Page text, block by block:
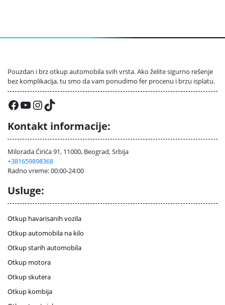
Pouzdan i brz otkup automobila svih vrsta. Ako želite sigurno rešenje
bez komplikacija, tu smo da vam ponudimo fer procenu i brzu isplatu.
Facebook
YouTube
Instagram
TikTok
Kontakt informacije:
Milorada Ćirića 91, 11000, Beograd, Srbija
+381659898368
Radno vreme: 00:00-24:00
Usluge:
Otkup havarisanih vozila
Otkup automobila na kilo
Otkup starih automobila
Otkup motora
Otkup skutera
Otkup kombija